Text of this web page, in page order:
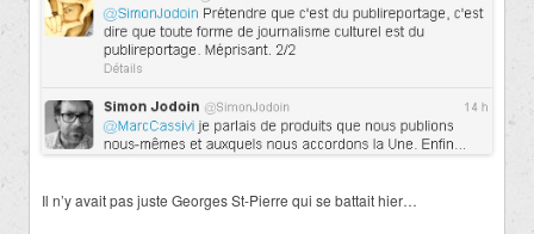
Il n’y avait pas juste Georges St-Pierre qui se battait hier…